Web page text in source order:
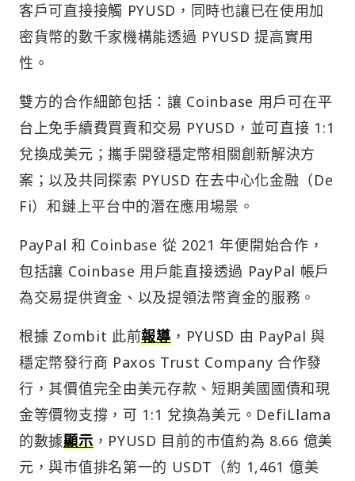
客戶可直接接觸 PYUSD，同時也讓已在使用加
密貨幣的數千家機構能透過 PYUSD 提高實用
性。
雙方的合作細節包括：讓 Coinbase 用戶可在平
台上免手續費買賣和交易 PYUSD，並可直接 1:1
兌換成美元；攜手開發穩定幣相關創新解決方
案；以及共同探索 PYUSD 在去中心化金融（De
Fi）和鏈上平台中的潛在應用場景。
PayPal 和 Coinbase 從 2021 年便開始合作，
包括讓 Coinbase 用戶能直接透過 PayPal 帳戶
為交易提供資金、以及提領法幣資金的服務。
根據 Zombit 此前報導，PYUSD 由 PayPal 與
穩定幣發行商 Paxos Trust Company 合作發
行，其價值完全由美元存款、短期美國國債和現
金等價物支撐，可 1:1 兌換為美元。DefiLlama
的數據顯示，PYUSD 目前的市值約為 8.66 億美
元，與市值排名第一的 USDT（約 1,461 億美